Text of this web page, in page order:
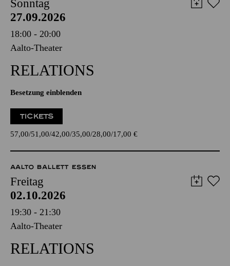
Sonntag
27.09.2026
18:00 - 20:00
Aalto-Theater
RELATIONS
Besetzung einblenden
TICKETS
57,00 51,00 42,00 35,00 28,00 17,00 €
AALTO BALLETT ESSEN
Freitag
02.10.2026
19:30 - 21:30
Aalto-Theater
RELATIONS